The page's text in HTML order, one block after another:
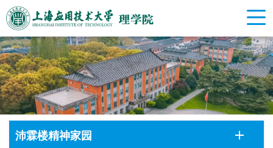
沛霖楼精神家园